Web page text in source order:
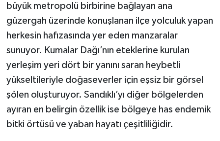
büyük metropolü birbirine bağlayan ana
güzergah üzerinde konuşlanan ilçe yolculuk yapan
herkesin hafızasında yer eden manzaralar
sunuyor. Kumalar Dağı’nın eteklerine kurulan
yerleşim yeri dört bir yanını saran heybetli
yükseltileriyle doğaseverler için eşsiz bir görsel
şölen oluşturuyor. Sandıklı’yı diğer bölgelerden
ayıran en belirgin özellik ise bölgeye has endemik
bitki örtüsü ve yaban hayatı çeşitliliğidir.